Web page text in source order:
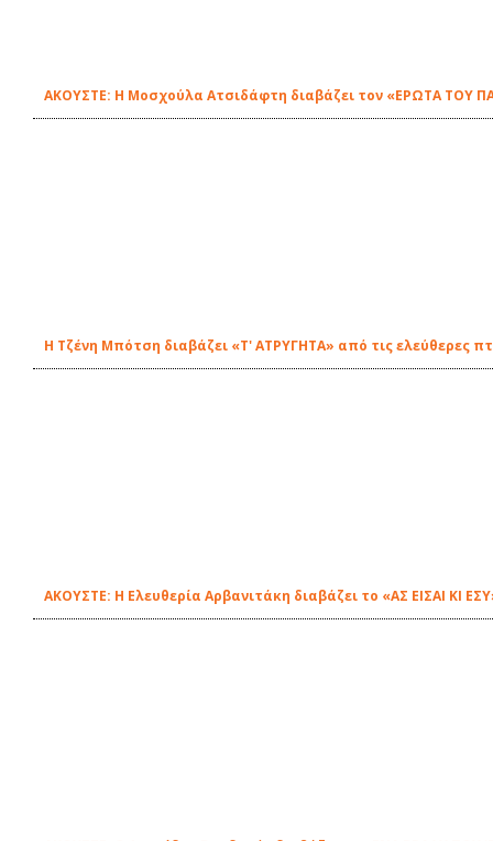
ΑΚΟΥΣΤΕ: Η Μοσχούλα Ατσιδάφτη διαβάζει τον «ΕΡΩΤΑ ΤΟΥ
Η Τζένη Μπότση διαβάζει «Τ' ΑΤΡΥΓΗΤΑ» από τις ελεύθερες
ΑΚΟΥΣΤΕ: H Ελευθερία Αρβανιτάκη διαβάζει το «ΑΣ ΕΙΣΑΙ ΚΙ